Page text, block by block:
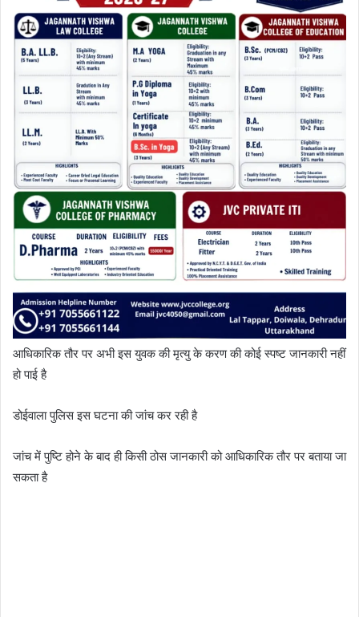
आधिकारिक तौर पर अभी इस युवक की मृत्यु के करण की कोई स्पष्ट जानकारी नहीं
हो पाई है
डोईवाला पुलिस इस घटना की जांच कर रही है
जांच में पुष्टि होने के बाद ही किसी ठोस जानकारी को आधिकारिक तौर पर बताया जा
सकता है